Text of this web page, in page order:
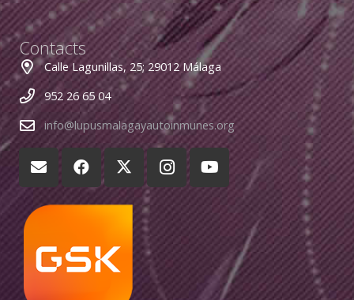
Contacts
Calle Lagunillas, 25; 29012 Málaga
952 26 65 04
info@lupusmalagayautoinmunes.org